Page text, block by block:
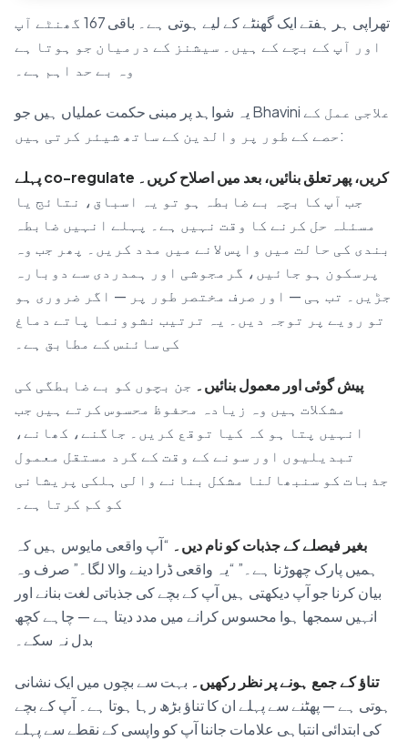
تھراپی ہر ہفتے ایک گھنٹے کے لیے ہوتی ہے۔ باقی 167 گھنٹے آپ
اور آپ کے بچے کے ہیں۔ سیشنز کے درمیان جو ہوتا ہے
وہ بے حد اہم ہے۔
یہ شواہد پر مبنی حکمت عملیاں ہیں جو Bhavini علاجی عمل کے
حصے کے طور پر والدین کے ساتھ شیئر کرتی ہیں:
پہلے co-regulate کریں، پھر تعلق بنائیں، بعد میں اصلاح کریں۔
جب آپ کا بچہ بے ضابطہ ہو تو یہ اسباق، نتائج یا
مسئلہ حل کرنے کا وقت نہیں ہے۔ پہلے انہیں ضابطہ
بندی کی حالت میں واپس لانے میں مدد کریں۔ پھر جب وہ
پرسکون ہو جائیں، گرمجوشی اور ہمدردی سے دوبارہ
جڑیں۔ تب ہی — اور صرف مختصر طور پر — اگر ضروری ہو
تو رویے پر توجہ دیں۔ یہ ترتیب نشوونما پاتے دماغ
کی سائنس کے مطابق ہے۔
پیش گوئی اور معمول بنائیں۔ جن بچوں کو بے ضابطگی کی
مشکلات ہیں وہ زیادہ محفوظ محسوس کرتے ہیں جب
انہیں پتا ہو کہ کیا توقع کریں۔ جاگنے، کھانے،
تبدیلیوں اور سونے کے وقت کے گرد مستقل معمول
جذبات کو سنبھالنا مشکل بنانے والی ہلکی پریشانی
کو کم کرتا ہے۔
بغیر فیصلے کے جذبات کو نام دیں۔ “آپ واقعی مایوس ہیں کہ
ہمیں پارک چھوڑنا ہے۔” “یہ واقعی ڈرا دینے والا لگا۔” صرف وہ
بیان کرنا جو آپ دیکھتی ہیں آپ کے بچے کی جذباتی لغت بنانے اور
انہیں سمجھا ہوا محسوس کرانے میں مدد دیتا ہے — چاہے کچھ
بدل نہ سکے۔
تناؤ کے جمع ہونے پر نظر رکھیں۔ بہت سے بچوں میں ایک نشانی
ہوتی ہے — پھٹنے سے پہلے ان کا تناؤ بڑھ رہا ہوتا ہے۔ آپ کے بچے
کی ابتدائی انتباہی علامات جاننا آپ کو واپسی کے نقطے سے پہلے